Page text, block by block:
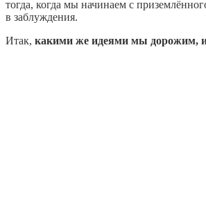
тогда, когда мы начинаем с
в заблуждения.
Итак, какими же идеями мы дорожим,